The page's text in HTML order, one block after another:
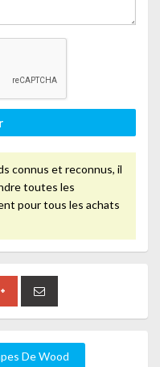
connus et reconnus, il
toutes les
pour tous les achats
De Wood